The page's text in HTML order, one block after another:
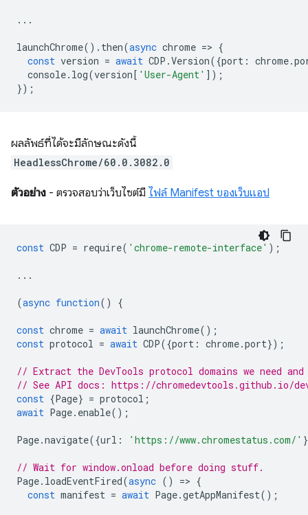
...
launchChrome(). then(async chrome => {
const version = await CDP .Version({port : chrome.
console. log(version[ 'User-Agent' ]);
});
ผลลัพธ์ที่ได้จะมีลักษณะดังนี้
HeadlessChrome/60.0.3082.0
ตัวอย่าง - ตรวจสอบว่าเว็บไซต์มี ไฟล์ Manifest ของเว็บแอป
const CDP = require( 'chrome-remote-interface' );
...
(async function() {
const chrome = await launchChrome();
const protocol = await CDP({port : chrome.port});
// Extract the DevTools protocol domains we need and
// See API docs: https://chromedevtools.github.io/
const {Page} = protocol ;
await Page. enable();
Page.navigate({url : 'https://www.chromestatus.com/'
// Wait for window.onload before doing stuff.
Page. loadEventFired(async () => {
const manifest = await Page.getAppManifest();